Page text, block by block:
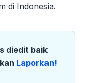
di Indonesia.
diedit baik
Laporkan!